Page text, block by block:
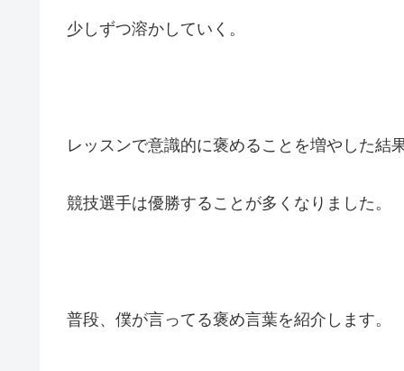
少しずつ溶かしていく。
レッスンで意識的に褒めることを増やした結
競技選手は優勝することが多くなりました。
普段、僕が言ってる褒め言葉を紹介します。